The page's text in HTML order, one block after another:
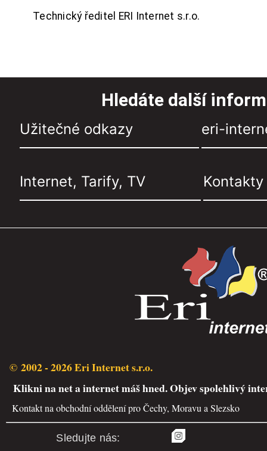
Technický ředitel ERI Internet s.r.o.
Hledáte další
Užitečné odkazy eri-
Internet, Tarify, TV Kontakty
© 2002 - 2026 Eri Internet s.r.o.
Klikni na net a internet máš hned. Objev spolehlivý
Kontakt na obchodní oddělení pro Čechy, Moravu a Slezsko
Sledujte nás: